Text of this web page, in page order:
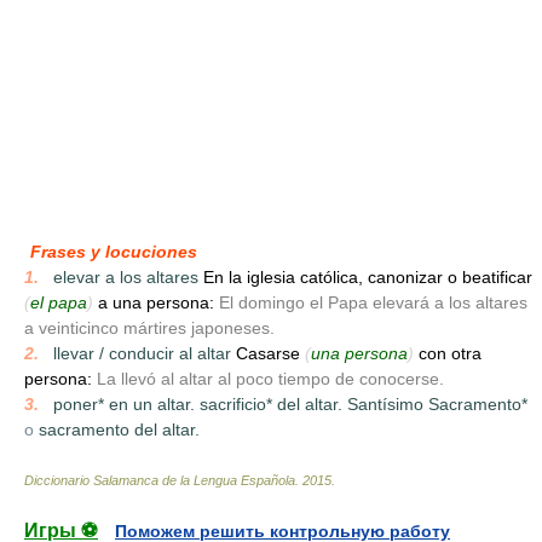
Frases y locuciones
1.
elevar a los altares En la iglesia católica, canonizar o beatificar
(el papa) a una persona: El domingo el Papa elevará a los altares
a veinticinco mártires japoneses.
2.
llevar / conducir al altar Casarse (una persona) con otra
persona: La llevó al altar al poco tiempo de conocerse.
3.
poner* en un altar. sacrificio* del altar. Santísimo Sacramento*
o sacramento del altar.
Diccionario Salamanca de la Lengua Española 2015
Игры ⚽
Поможем решить контрольную работу